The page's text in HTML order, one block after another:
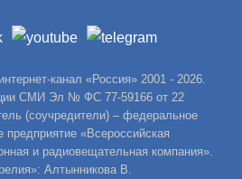
канал «Россия» 2001 - 2026.
СМИ Эл № ФС 77-59166 от 22
(соучредители) – федеральное
предприятие «Всероссийская
и радиовещательная компания».
Алтынникова В.